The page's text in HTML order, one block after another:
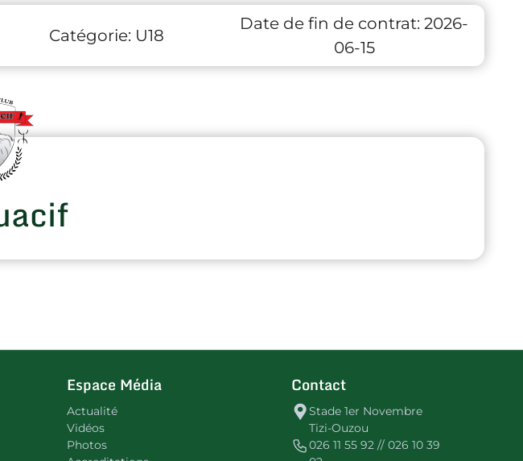
Catégorie: U18
Date de fin de contrat: 2026-
06-15
Espace Média
Actualité
Vidéos
Photos
Contact
Stade 1er Novembre
Tizi-Ouzou
026 11 55 92 // 026 10 39